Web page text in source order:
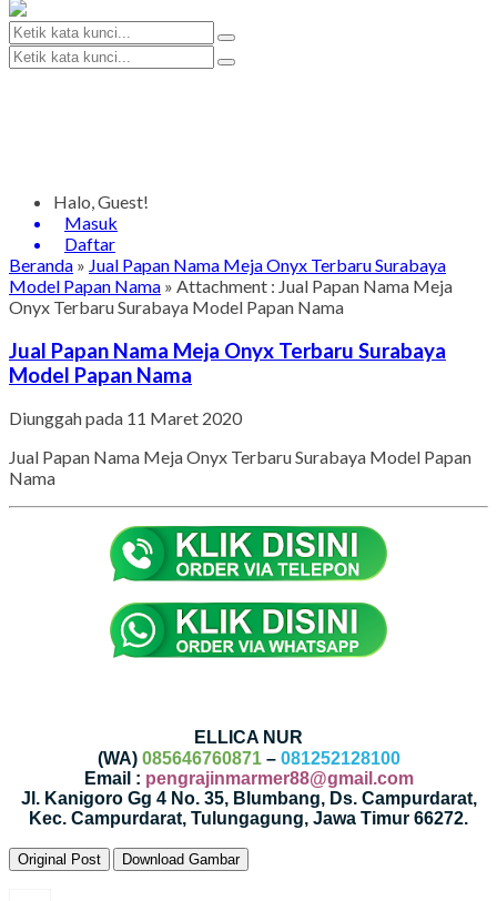
Halo, Guest!
Masuk
Daftar
Beranda » Jual Papan Nama Meja Onyx Terbaru Surabaya
Model Papan Nama » Attachment : Jual Papan Nama Meja
Onyx Terbaru Surabaya Model Papan Nama
Jual Papan Nama Meja Onyx Terbaru Surabaya
Model Papan Nama
Diunggah pada 11 Maret 2020
Jual Papan Nama Meja Onyx Terbaru Surabaya Model Papan
Nama
ELLICA NUR
(WA) 085646760871– 081252128100
Email : pengrajinmarmer88@gmail.com
Jl. Kanigoro Gg 4 No. 35, Blumbang, Ds. Campurdarat,
Kec. Campurdarat, Tulungagung, Jawa Timur 66272.
Original Post Download Gambar